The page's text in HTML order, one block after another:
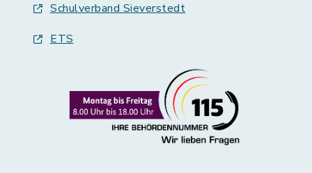
Schulverband Sieverstedt
ETS